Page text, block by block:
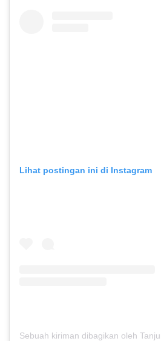
Lihat postingan ini di Instagram